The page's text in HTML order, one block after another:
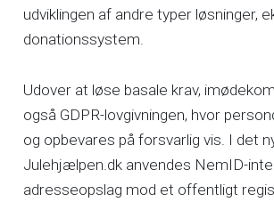
udviklingen af andre typer løsninger,
donationssystem.
Udover at løse basale krav,
også GDPR-lovgivningen, hvor
og opbevares på forsvarlig vis. I det
Julehjælpen.dk anvendes NemID-
adresseopslag mod et offentligt